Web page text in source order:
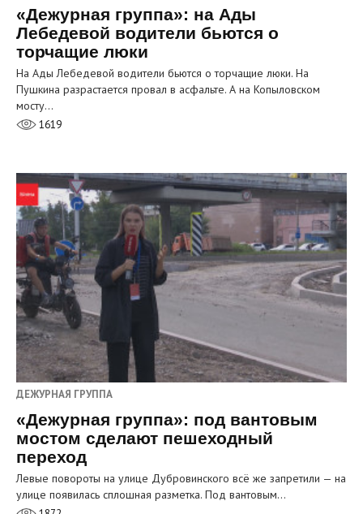
«Дежурная группа»: на Ады
Лебедевой водители бьются о
торчащие люки
На Ады Лебедевой водители бьются о торчащие люки. На
Пушкина разрастается провал в асфальте. А на Копыловском
мосту…
1619
ДЕЖУРНАЯ ГРУППА
«Дежурная группа»: под вантовым
мостом сделают пешеходный
переход
Левые повороты на улице Дубровинского всё же запретили — на
улице появилась сплошная разметка. Под вантовым…